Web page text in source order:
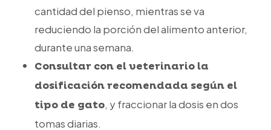
cantidad del pienso, mientras se va
reduciendo la porción del alimento anterior,
durante una semana.
Consultar con el veterinario la
dosificación recomendada según el
tipo de gato, y fraccionar la dosis en dos
tomas diarias.